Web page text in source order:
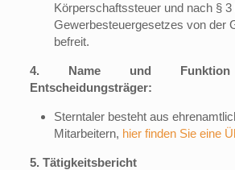
Körperschaftssteuer und nach § 3
Gewerbesteuergesetzes von der
befreit.
4. Name und Funktion
Entscheidungsträger:
Sterntaler besteht aus
Mitarbeitern, hier finden Sie eine
5. Tätigkeitsbericht